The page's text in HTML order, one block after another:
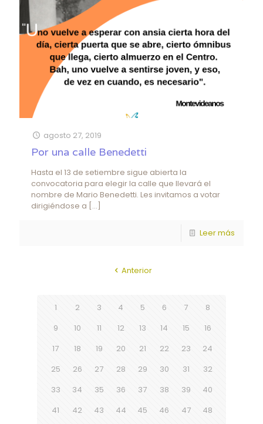
agosto 27, 2019
Por una calle Benedetti
Hasta el 13 de setiembre sigue abierta la
convocatoria para elegir la calle que llevará el
nombre de Mario Benedetti. Les invitamos a votar
dirigiéndose a […]
Leer más
Anterior
1 2 3 4 5 6 7
8
9
10 11 12 13 14 15
16
17
18 19 20 21 22 23
24
25
26 27 28 29 30 31
32
33
34 35 36 37 38 39
40
41
42 43 44 45 46 47
48